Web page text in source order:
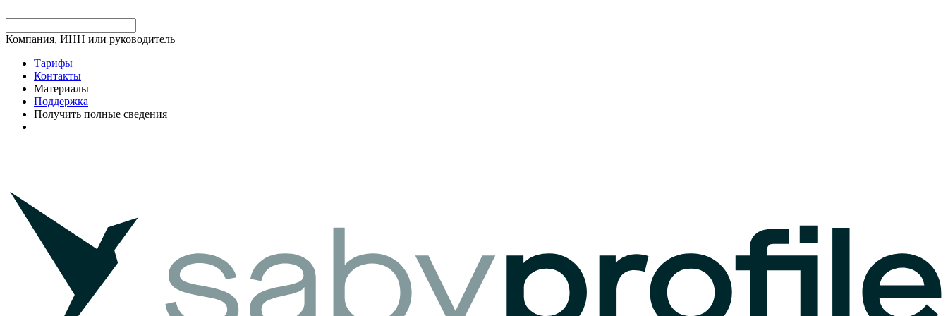
Компания, ИНН или руководитель
Тарифы
Контакты
Материалы
Поддержка
Получить полные сведения